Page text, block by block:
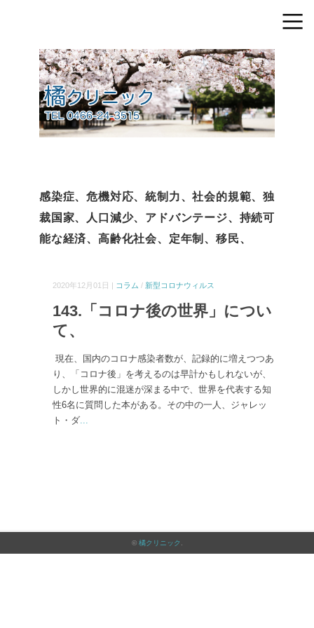
感染症、危機対応、統制力、社会的規範、独
裁国家、人口減少、アドバンテージ、持続可
能な経済、高齢化社会、定年制、移民、
2020年12月01日 | コラム / 新型コロナウィルス
143.「コロナ後の世界」につい
て、
現在、国内のコロナ感染者数が、記録的に増えつつあ
り、「コロナ後」を考えるのは早計かもしれないが、
しかし世界的に混迷が深まる中で、世界を代表する知
性6名に質問した本がある。その中の一人、ジャレッ
ト・ダ...
© 橘クリニック